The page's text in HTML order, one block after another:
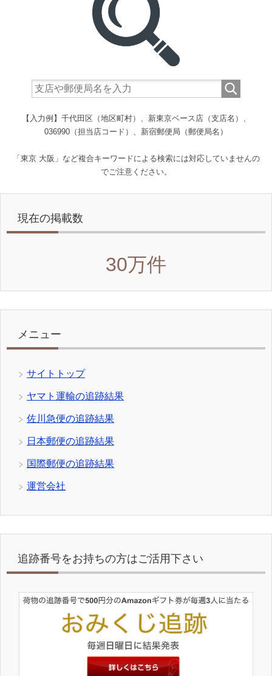
【入力例】千代田区（地区町村）、新東京ベース店（支店名）、
036990（担当店コード）、新宿郵便局（郵便局名）
「東京 大阪」など複合キーワードによる検索には対応していませんの
でご注意ください。
現在の掲載数
30万件
メニュー
サイトトップ
ヤマト運輸の追跡結果
佐川急便の追跡結果
日本郵便の追跡結果
国際郵便の追跡結果
運営会社
追跡番号をお持ちの方はご活用下さい